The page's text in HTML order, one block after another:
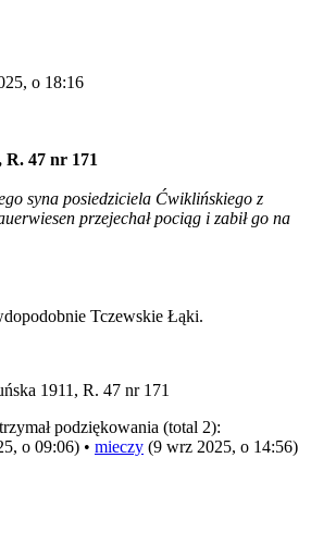
o 18:16
R. 47 nr 171
syna posiedziciela Ćwiklińskiego z
przejechał pociąg i zabił go na
Tczewskie Łąki.
1911, R. 47 nr 171
podziękowania (total 2):
o 09:06) • mieczy (9 wrz 2025, o 14:56)